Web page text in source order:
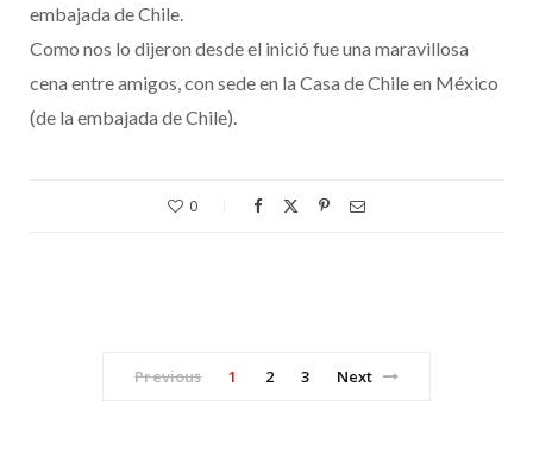
embajada de Chile.
Como nos lo dijeron desde el inició fue una maravillosa
cena entre amigos, con sede en la Casa de Chile en México
(de la embajada de Chile).
0
Previous 1 2 3 Next